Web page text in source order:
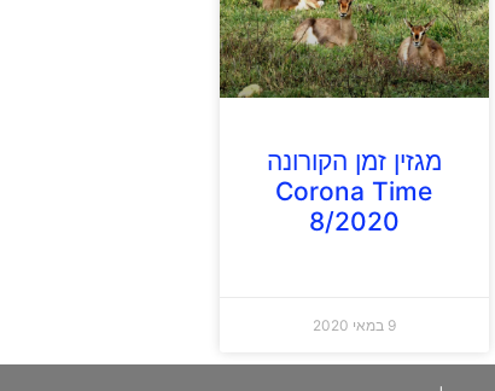
מגזין זמן הקורונה
Corona Time
8/2020
9 במאי 2020